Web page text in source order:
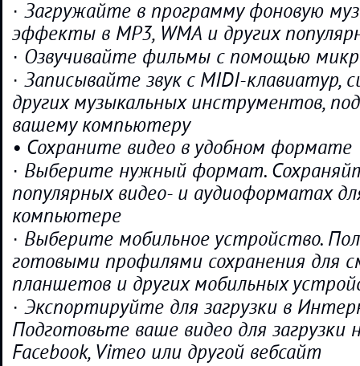
· Загружайте в программу фоновую
эффекты в MP3, WMA и других
· Озвучивайте фильмы с помощью
· Записывайте звук с MIDI-клавиатур,
других музыкальных инструментов,
вашему компьютеру
• Сохраните видео в удобном формате
· Выберите нужный формат.
популярных видео- и аудиоформатах
компьютере
· Выберите мобильное устройство.
готовыми профилями сохранения для
планшетов и других мобильных
· Экспортируйте для загрузки в
Подготовьте ваше видео для загрузки
Facebook, Vimeo или другой вебсайт